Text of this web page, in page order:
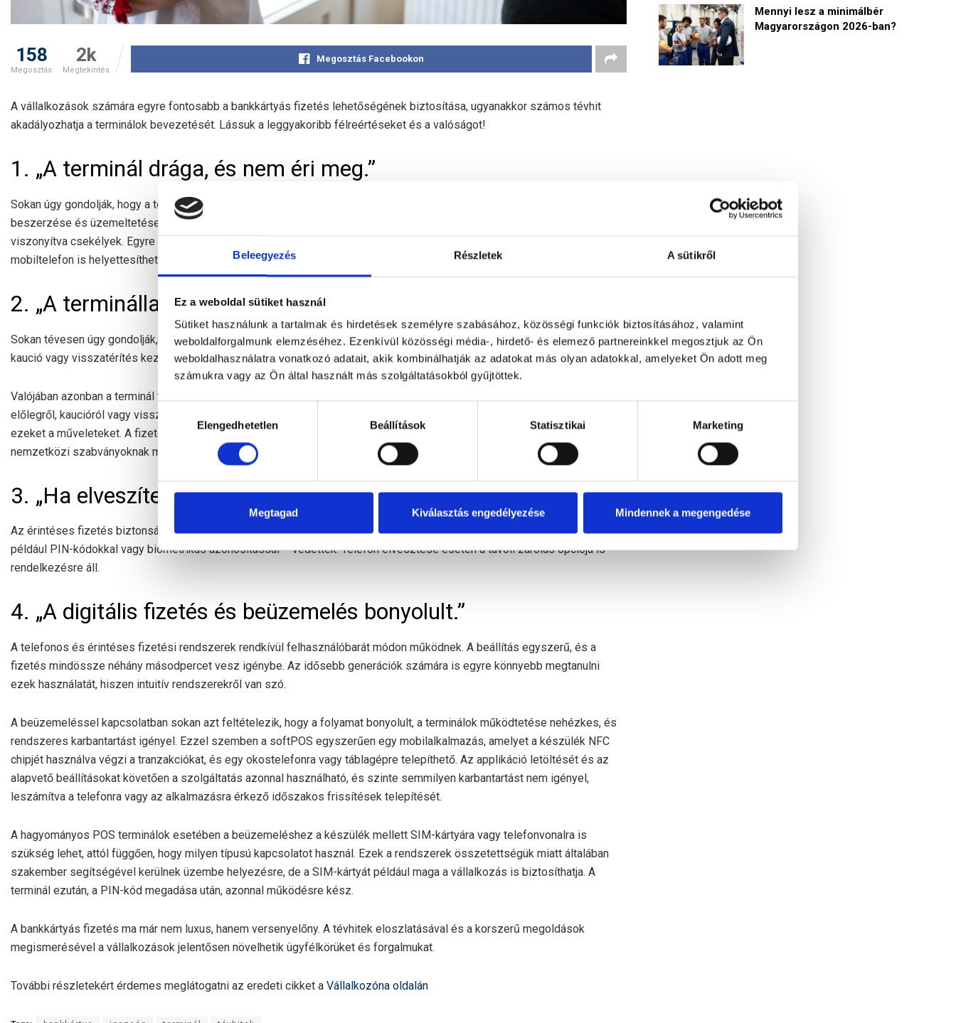
Beleegyezés Részletek A sütikről
Ez a weboldal sütiket használ
Sütiket használunk a tartalmak és hirdetések személyre szabásához, közösségi funkciók biztosításához, valamint
weboldalforgalmunk elemzéséhez. Ezenkívül közösségi média-, hirdető- és elemező partnereinkkel megosztjuk az Ön
weboldalhasználatra vonatkozó adatait, akik kombinálhatják az adatokat más olyan adatokkal, amelyeket Ön adott meg
számukra vagy az Ön által használt más szolgáltatásokból gyűjtöttek.
kiválasztásaElengedhetetlen Beállítások Statisztikai Marketing
Megtagad Kiválasztás engedélyezése Mindennek a megengedése
158
Megosztás
2k
Megtekintés
Megosztás Facebookon
A vállalkozások számára egyre fontosabb a bankkártyás fizetés lehetőségének biztosítása, ugyanakkor számos tévhit
akadályozhatja a terminálok bevezetését. Lássuk a leggyakoribb félreértéseket és a valóságot!
1. „A terminál drága, és nem éri meg.”
Sokan úgy gondolják, hogy a terminál fenntartása jelentős költségekkel jár, azonban ez nem feltétlenül igaz. A készülékek
beszerzése és üzemeltetése ma már elérhetőbb, mint valaha, és a tranzakciós díjak is sokszor az üzlet növekedéséhez
viszonyítva csekélyek. Egyre több pénzintézet kínál kedvező konstrukciókat, például SoftPOS megoldásokat, ahol már
mobiltelefon is helyettesítheti a hagyományos terminált.
2. „A terminállal előleget nem kérhetek.”
Sokan tévesen úgy gondolják, hogy a softPOS rendszerek nem alkalmasak bizonyos fizetési műveletekre, például előleg,
kaució vagy visszatérítés kezelésére.
Valójában azonban a terminál típusa nem határozza meg a tranzakciók lehetőségeit. Akár teljes összegű fizetésről,
előlegről, kaucióról vagy visszatérítésről van szó, mind a hagyományos POS, mind a softPOS megoldások támogatják
ezeket a műveleteket. A fizetések biztonságát pedig a kommunikációs csatornák védelme, az adatok kódolása, valamint a
nemzetközi szabványoknak megfelelő titkosítás biztosítja, függetlenül a terminál típusától.
3. „Ha elveszítem a telefonom, bárki hozzáfér a pénzemhez.”
Az érintéses fizetés biztonsága miatt ez nem igaz. A modern terminálok és okostelefonok fejlett biztonsági funkciókkal –
például PIN-kódokkal vagy biometrikus azonosítással – védettek. Telefon elvesztése esetén a távoli zárolás opciója is
rendelkezésre áll.
4. „A digitális fizetés és beüzemelés bonyolult.”
A telefonos és érintéses fizetési rendszerek rendkívül felhasználóbarát módon működnek. A beállítás egyszerű, és a
fizetés mindössze néhány másodpercet vesz igénybe. Az idősebb generációk számára is egyre könnyebb megtanulni
ezek használatát, hiszen intuitív rendszerekről van szó.
A beüzemeléssel kapcsolatban sokan azt feltételezik, hogy a folyamat bonyolult, a terminálok működtetése nehézkes, és
rendszeres karbantartást igényel. Ezzel szemben a softPOS egyszerűen egy mobilalkalmazás, amelyet a készülék NFC
chipjét használva végzi a tranzakciókat, és egy okostelefonra vagy táblagépre telepíthető. Az applikáció letöltését és az
alapvető beállításokat követően a szolgáltatás azonnal használható, és szinte semmilyen karbantartást nem igényel,
leszámítva a telefonra vagy az alkalmazásra érkező időszakos frissítések telepítését.
A hagyományos POS terminálok esetében a beüzemeléshez a készülék mellett SIM-kártyára vagy telefonvonalra is
szükség lehet, attól függően, hogy milyen típusú kapcsolatot használ. Ezek a rendszerek összetettségük miatt általában
szakember segítségével kerülnek üzembe helyezésre, de a SIM-kártyát például maga a vállalkozás is biztosíthatja. A
terminál ezután, a PIN-kód megadása után, azonnal működésre kész.
A bankkártyás fizetés ma már nem luxus, hanem versenyelőny. A tévhitek eloszlatásával és a korszerű megoldások
megismerésével a vállalkozások jelentősen növelhetik ügyfélkörüket és forgalmukat.
További részletekért érdemes meglátogatni az eredeti cikket a Vállalkozóna oldalán
Mennyi lesz a minimálbér
Magyarországon 2026-ban?